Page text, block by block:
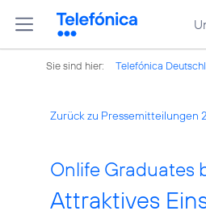
Sie sind hier: Telefónica
Zurück zu Pressemitteilungen
Onlife Graduates
Attraktives